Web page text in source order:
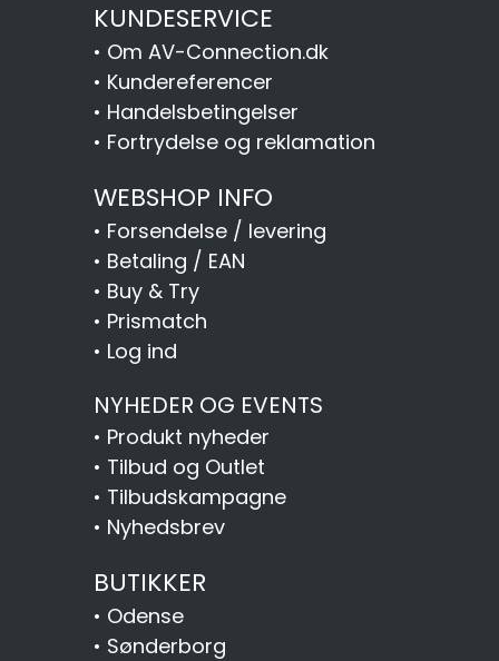
KUNDESERVICE
• Om AV-Connection.dk
• Kundereferencer
• Handelsbetingelser
• Fortrydelse og reklamation
WEBSHOP INFO
• Forsendelse / levering
• Betaling / EAN
• Buy & Try
• Prismatch
• Log ind
NYHEDER OG EVENTS
• Produkt nyheder
• Tilbud og Outlet
• Tilbudskampagne
• Nyhedsbrev
BUTIKKER
• Odense
• Sønderborg